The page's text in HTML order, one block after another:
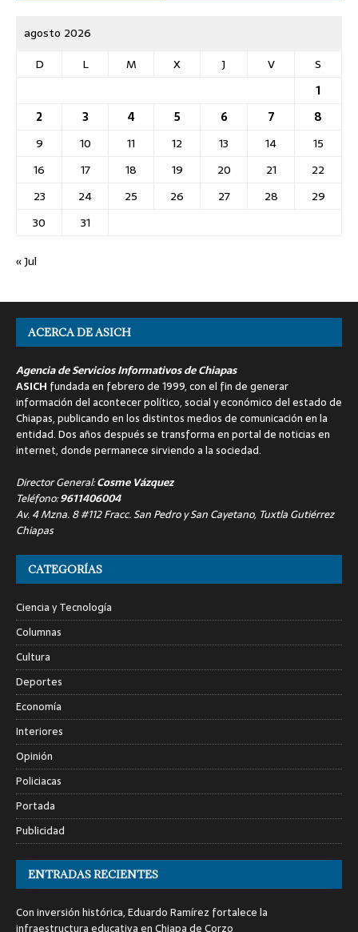
agosto 2026
D
L M X J V
S
1
2
3 4 5 6 7
8
9
10 11 12 13 14
15
16
17 18 19 20 21
22
23
24 25 26 27 28
29
30
31
« Jul
ACERCA DE ASICH
Agencia de Servicios Informativos de Chiapas
ASICH fundada en febrero de 1999, con el fin de generar
información del acontecer político, social y económico del estado de
Chiapas, publicando en los distintos medios de comunicación en la
entidad. Dos años después se transforma en portal de noticias en
internet, donde permanece sirviendo a la sociedad.
Director General:Cosme Vázquez
Teléfono:9611406004
Av. 4 Mzna. 8 #112 Fracc. San Pedro y San Cayetano, Tuxtla Gutiérrez
Chiapas
CATEGORÍAS
Ciencia y Tecnología
Columnas
Cultura
Deportes
Economía
Interiores
Opinión
Policiacas
Portada
Publicidad
ENTRADAS RECIENTES
Con inversión histórica, Eduardo Ramírez fortalece la
infraestructura educativa en Chiapa de Corzo